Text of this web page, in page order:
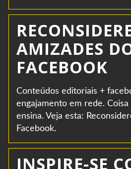
AMIZADES
FACEBOOK
Conteúdos editoriais +
engajamento em rede. Coisa
ensina. Veja esta:
Facebook.
INSPIRE-SE